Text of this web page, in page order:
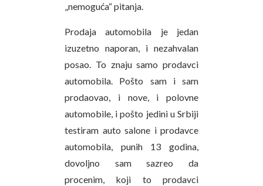
„nemoguća“ pitanja.
Prodaja automobila je jedan
izuzetno naporan, i nezahvalan
posao. To znaju samo prodavci
automobila. Pošto sam i sam
prodaovao, i nove, i polovne
automobile, i pošto jedini u Srbiji
testiram auto salone i prodavce
automobila, punih 13 godina,
dovoljno sam sazreo da
procenim, koji to prodavci